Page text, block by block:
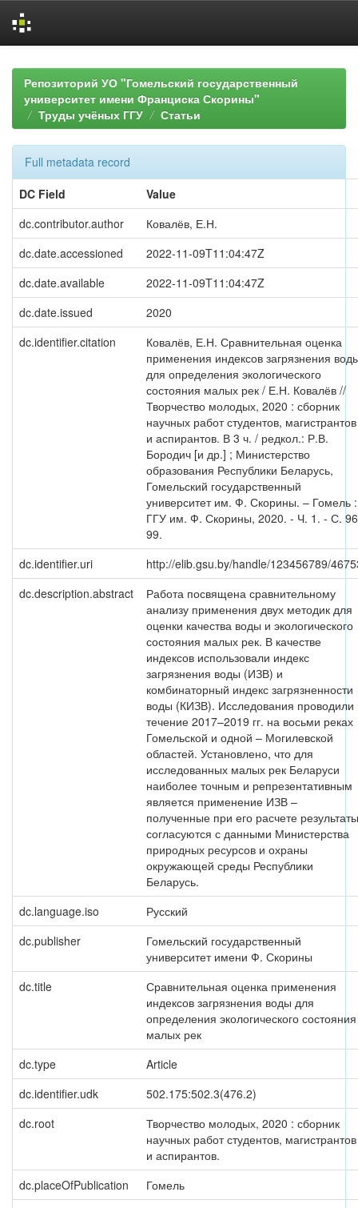
navigationРепозиторий УО "Гомельский государственный
университет имени Франциска Скорины"
Труды учёных ГГУ
Статьи
Full metadata record
DC Field
Value
dc.contributor.author
Ковалёв, Е.Н.
dc.date.accessioned
2022-11-09T11:04:47Z
dc.date.available
2022-11-09T11:04:47Z
dc.date.issued
2020
dc.identifier.citation
Ковалёв, Е.Н. Сравнительная оценка
применения индексов загрязнения
для определения экологического
состояния малых рек / Е.Н. Ковалёв //
Творчество молодых, 2020 : сборник
научных работ студентов, магистрантов
и аспирантов. В 3 ч. / редкол.: Р.В.
Бородич [и др.] ; Министерство
образования Республики Беларусь,
Гомельский государственный
университет им. Ф. Скорины. – Гомель :
ГГУ им. Ф. Скорины, 2020. - Ч. 1. - С.
99.
dc.identifier.uri
http://elib.gsu.by/handle/123456789/
dc.description.abstract
Работа посвящена сравнительному
анализу применения двух методик для
оценки качества воды и экологического
состояния малых рек. В качестве
индексов использовали индекс
загрязнения воды (ИЗВ) и
комбинаторный индекс загрязненности
воды (КИЗВ). Исследования проводили
течение 2017–2019 гг. на восьми реках
Гомельской и одной – Могилевской
областей. Установлено, что для
исследованных малых рек Беларуси
наиболее точным и репрезентативным
является применение ИЗВ –
полученные при его расчете результаты
согласуются с данными Министерства
природных ресурсов и охраны
окружающей среды Республики
Беларусь.
dc.language.iso
Русский
dc.publisher
Гомельский государственный
университет имени Ф. Скорины
dc.title
Сравнительная оценка применения
индексов загрязнения воды для
определения экологического состояния
малых рек
dc.type
Article
dc.identifier.udk
502.175:502.3(476.2)
dc.root
Творчество молодых, 2020 : сборник
научных работ студентов, магистрантов
и аспирантов.
dc.placeOfPublication
Гомель